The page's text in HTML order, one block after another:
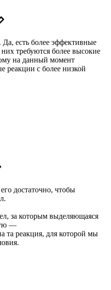
есть более эффективные
требуются более высокие
на данный момент
реакции с более низкой
достаточно, чтобы
за которым выделяющаяся
—
та реакция, для которой мы